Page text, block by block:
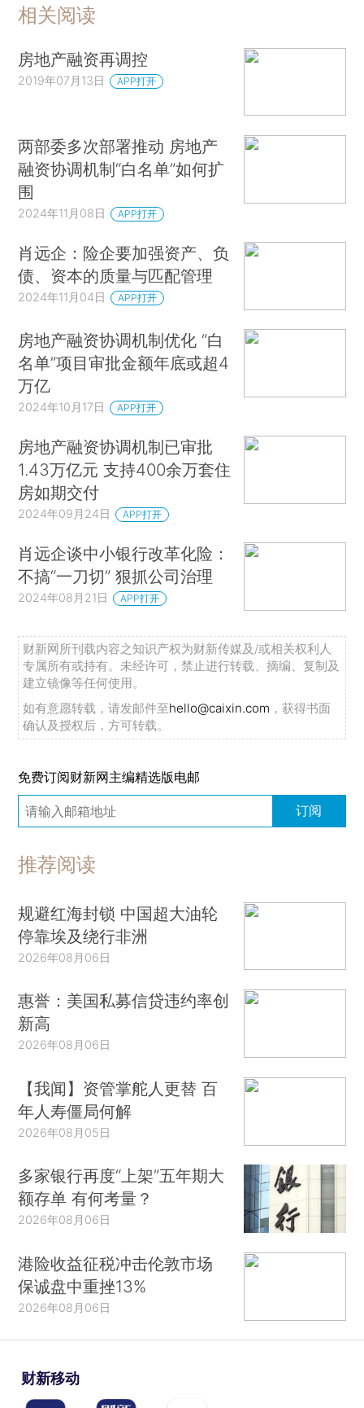
相关阅读
房地产融资再调控
2019年07月13日 APP打开
两部委多次部署推动 房地产
融资协调机制“白名单”如何扩
围
2024年11月08日 APP打开
肖远企：险企要加强资产、负
债、资本的质量与匹配管理
2024年11月04日 APP打开
房地产融资协调机制优化 “白
名单”项目审批金额年底或超4
万亿
2024年10月17日 APP打开
房地产融资协调机制已审批
1.43万亿元 支持400余万套住
房如期交付
2024年09月24日 APP打开
肖远企谈中小银行改革化险：
不搞“一刀切” 狠抓公司治理
2024年08月21日 APP打开
财新网所刊载内容之知识产权为财新传媒及/或相关权利人
专属所有或持有。未经许可，禁止进行转载、摘编、复制及
建立镜像等任何使用。
如有意愿转载，请发邮件至hello@caixin.com ，获得书面
确认及授权后，方可转载。
免费订阅财新网主编精选版电邮
订阅
推荐阅读
规避红海封锁 中国超大油轮
停靠埃及绕行非洲
2026年08月06日
惠誉：美国私募信贷违约率创
新高
2026年08月06日
【我闻】资管掌舵人更替 百
年人寿僵局何解
2026年08月05日
多家银行再度“上架”五年期大
额存单 有何考量？
2026年08月06日
港险收益征税冲击伦敦市场
保诚盘中重挫13%
2026年08月06日
财新移动